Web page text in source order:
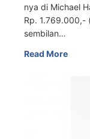
nya di Michael
Rp. 1.769.000,-
sembilan…
Read More